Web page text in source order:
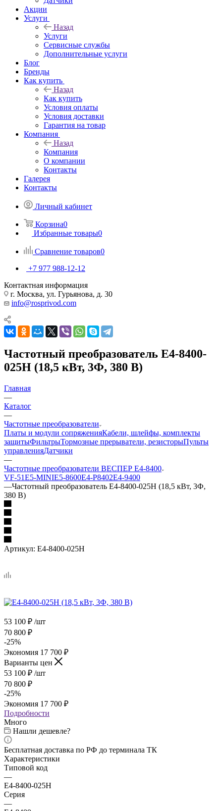
Акции
Услуги
Назад
Услуги
Сервисные службы
Дополнительные услуги
Блог
Бренды
Как купить
Назад
Как купить
Условия оплаты
Условия доставки
Гарантия на товар
Компания
Назад
Компания
О компании
Контакты
Галерея
Контакты
Личный кабинет
Корзина0
Избранные товары0
Сравнение товаров0
+7 977 988-12-12
Контактная информация
г. Москва, ул. Гурьянова, д. 30
info@rosprivod.com
Частотный преобразователь E4-8400-
025Н (18,5 кВт, 3Ф, 380 В)
Главная
—
Каталог
—
Частотные преобразователи
Платы и модули сопряженияКабели, шлейфы, комплекты
защитыФильтрыТормозные прерыватели, резисторыПульты
управленияДатчики
—
Частотные преобразователи ВЕСПЕР E4-8400
VF-51E5-MINIЕ5-8600Е4-P8402Е4-9400
—Частотный преобразователь E4-8400-025Н (18,5 кВт, 3Ф,
380 В)
Артикул: E4-8400-025Н
53 100 ₽ /шт
70 800 ₽
-25%
Экономия 17 700 ₽
Варианты цен
53 100 ₽ /шт
70 800 ₽
-25%
Экономия 17 700 ₽
Подробности
Много
Нашли дешевле?
Бесплатная доставка по РФ до терминала ТК
Характеристики
Типовой код
—
E4-8400-025Н
Серия
—